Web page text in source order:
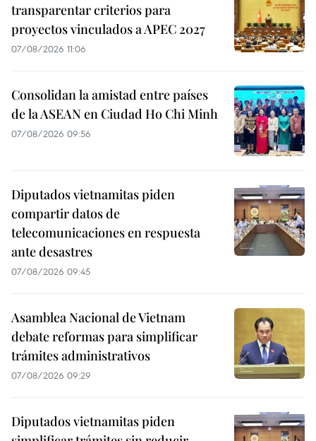
transparentar criterios para
proyectos vinculados a APEC 2027
07/08/2026 11:06
Consolidan la amistad entre países
de la ASEAN en Ciudad Ho Chi Minh
07/08/2026 09:56
Diputados vietnamitas piden
compartir datos de
telecomunicaciones en respuesta
ante desastres
07/08/2026 09:45
Asamblea Nacional de Vietnam
debate reformas para simplificar
trámites administrativos
07/08/2026 09:29
Diputados vietnamitas piden